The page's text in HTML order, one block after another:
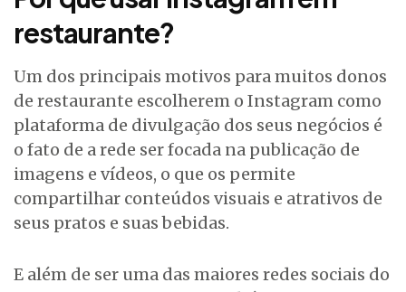
restaurante?
Um dos principais motivos para muitos donos
de restaurante escolherem o Instagram como
plataforma de divulgação dos seus negócios é
o fato de a rede ser focada na publicação de
imagens e vídeos, o que os permite
compartilhar conteúdos visuais e atrativos de
seus pratos e suas bebidas.
E além de ser uma das maiores redes sociais do